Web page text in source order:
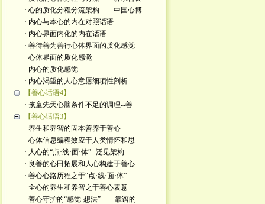
· 心的质化分程分流架构——中国心博
· 内心与本心的内在对照话语
· 内心界面内化的内在话语
· 善待善为善行心体界面的质化感觉
· 心体界面的质化感觉
· 内心的质化感觉
· 内心渴望的人心意愿细项性剖析
【善心话语4】
· 孩童先天心脑条件不足的调理--善
【善心话语3】
· 养生和养智的固本善养于善心
· 心体信息编程效应于人类情怀和思
· 人心的“点·线·面·体”--泛见架构
· 良善的心田拓展和人心构建于善心
· 善心心路历程之于“点·线·面·体”
· 全心的养生和养智之于善心表意
· 善心守护的“感觉·想法”——靠谱的